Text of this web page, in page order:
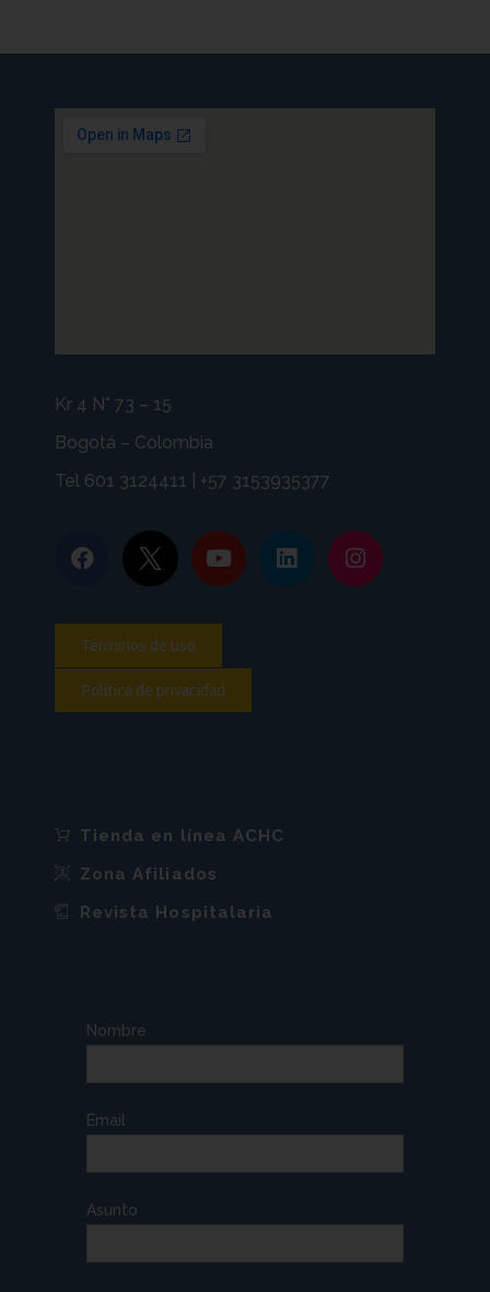
Kr 4 N° 73 – 15
Bogotá – Colombia
Tel 601 3124411 | +57 3153935377
Términos de uso
Política de privacidad
Tienda en línea ACHC
Zona Afiliados
Revista Hospitalaria
Nombre
Email
Asunto